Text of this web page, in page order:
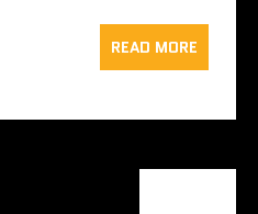
READ MORE